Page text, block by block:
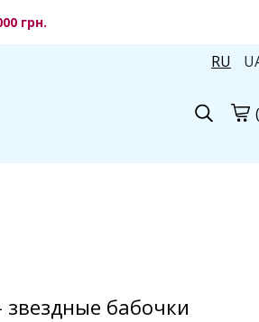
грн.
RU
звездные бабочки